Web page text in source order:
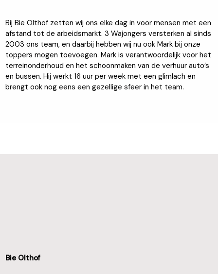
Bij Bie Olthof zetten wij ons elke dag in voor mensen met een
afstand tot de arbeidsmarkt. 3 Wajongers versterken al sinds
2003 ons team, en daarbij hebben wij nu ook Mark bij onze
toppers mogen toevoegen. Mark is verantwoordelijk voor het
terreinonderhoud en het schoonmaken van de verhuur auto’s
en bussen. Hij werkt 16 uur per week met een glimlach en
brengt ook nog eens een gezellige sfeer in het team.
Bie Olthof